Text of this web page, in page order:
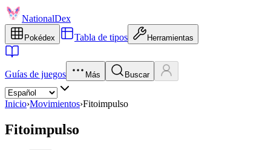
NationalDex
Pokédex Tabla de tipos Herramientas
Guías de juegos Más Buscar
Inicio›Movimientos›Fitoimpulso
Fitoimpulso